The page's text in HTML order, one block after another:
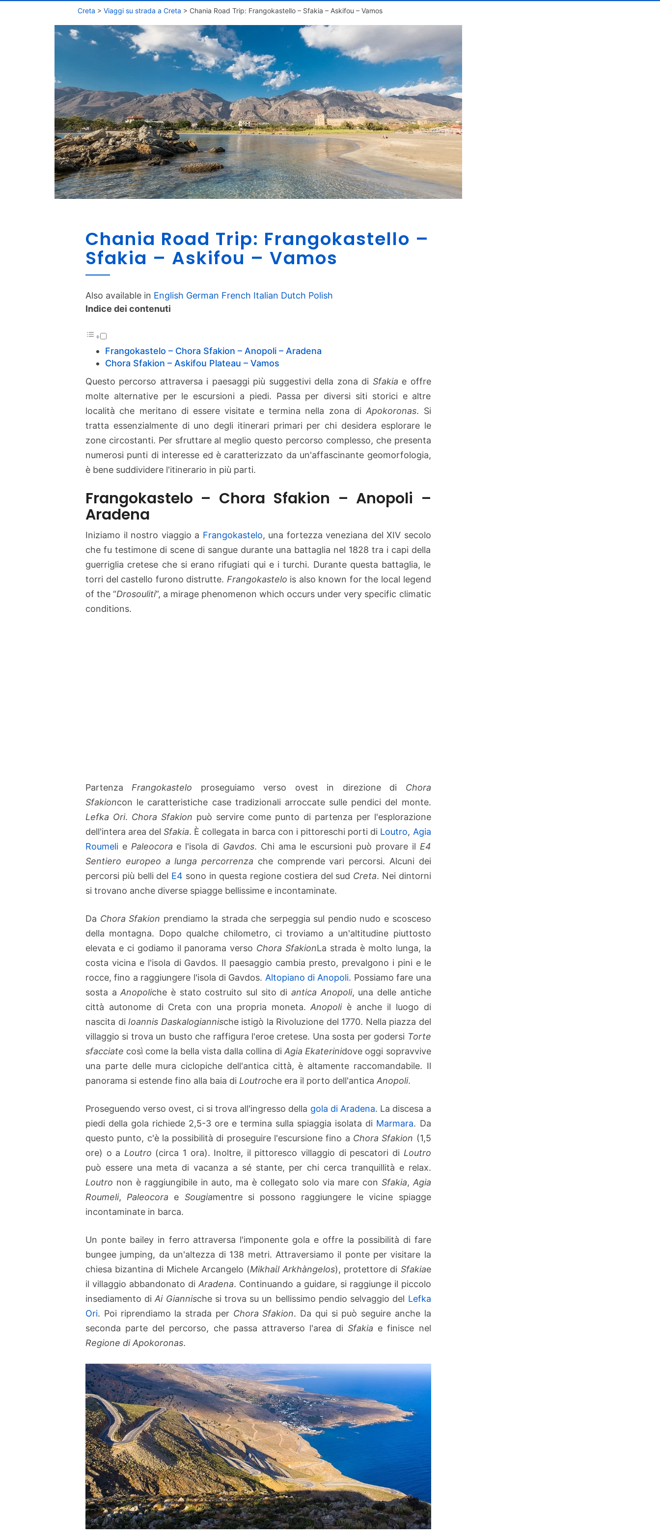
Creta > Viaggi su strada a Creta > Chania Road Trip: Frangokastello – Sfakia – Askifou – Vamos
R
T
r
p
:
F
r
n
g
a
e
o
–
S
a
m
o
Chania Road Trip: Frangokastello –
Sfakia – Askifou – Vamos
Also available in English German French Italian Dutch Polish
Indice dei contenuti
Frangokastelo – Chora Sfakion – Anopoli – Aradena
Chora Sfakion – Askifou Plateau – Vamos
Questo percorso attraversa i paesaggi più suggestivi della zona di Sfakia e offre
molte alternative per le escursioni a piedi. Passa per diversi siti storici e altre
località che meritano di essere visitate e termina nella zona diApokoronas. Si
tratta essenzialmente di uno degli itinerari primari per chi desidera esplorare le
zone circostanti. Per sfruttare al meglio questo percorso complesso, che presenta
numerosi punti di interesse ed è caratterizzato da un'affascinante geomorfologia,
è bene suddividere l'itinerario in più parti.
Frangokastelo – Chora Sfakion – Anopoli –
Aradena
Iniziamo il nostro viaggio a Frangokastelo, una fortezza veneziana del XIV secolo
che fu testimone di scene di sangue durante una battaglia nel 1828 tra i capi della
guerriglia cretese che si erano rifugiati qui e i turchi. Durante questa battaglia, le
torri del castello furono distrutte. Frangokastelo is also known for the local legend
of the “Drosouliti”, a mirage phenomenon which occurs under very specific climatic
conditions.
Partenza Frangokastelo proseguiamo verso ovest in direzione di Chora
Sfakioncon le caratteristiche case tradizionali arroccate sulle pendici del monte.
Lefka Ori. Chora Sfakion può servire come punto di partenza per l'esplorazione
dell'intera area delSfakia. È collegata in barca con i pittoreschi porti di Loutro, Agia
Roumeli e Paleocora e l'isola di Gavdos. Chi ama le escursioni può provare il E4
Sentiero europeo a lunga percorrenza che comprende vari percorsi. Alcuni dei
percorsi più belli del E4 sono in questa regione costiera del sud Creta. Nei dintorni
si trovano anche diverse spiagge bellissime e incontaminate.
Da Chora Sfakion prendiamo la strada che serpeggia sul pendio nudo e scosceso
della montagna. Dopo qualche chilometro, ci troviamo a un'altitudine piuttosto
elevata e ci godiamo il panorama verso Chora SfakionLa strada è molto lunga, la
costa vicina e l'isola di Gavdos. Il paesaggio cambia presto, prevalgono i pini e le
rocce, fino a raggiungere l'isola di Gavdos. Altopiano di Anopoli. Possiamo fare una
sosta aAnopoliche è stato costruito sul sito di antica Anopoli, una delle antiche
città autonome di Creta con una propria moneta.Anopoliè anche il luogo di
nascita di Ioannis Daskalogiannische istigò la Rivoluzione del 1770. Nella piazza del
villaggio si trova un busto che raffigura l'eroe cretese. Una sosta per godersi Torte
sfacciate così come la bella vista dalla collina diAgia Ekaterinidove oggi sopravvive
una parte delle mura ciclopiche dell'antica città, è altamente raccomandabile. Il
panorama si estende fino alla baia di Loutroche era il porto dell'antica Anopoli.
Proseguendo verso ovest, ci si trova all'ingresso della gola di Aradena. La discesa a
piedi della gola richiede 2,5-3 ore e termina sulla spiaggia isolata di Marmara. Da
questo punto, c'è la possibilità di proseguire l'escursione fino a Chora Sfakion (1,5
ore) o a Loutro (circa 1 ora). Inoltre, il pittoresco villaggio di pescatori di Loutro
può essere una meta di vacanza a sé stante, per chi cerca tranquillità e relax.
Loutro non è raggiungibile in auto, ma è collegato solo via mare con Sfakia, Agia
Roumeli, Paleocora e Sougiamentre si possono raggiungere le vicine spiagge
incontaminate in barca.
Un ponte bailey in ferro attraversa l'imponente gola e offre la possibilità di fare
bungee jumping, da un'altezza di 138 metri. Attraversiamo il ponte per visitare la
chiesa bizantina di Michele Arcangelo (Mikhaίl Arkhàngelos), protettore di Sfakiae
il villaggio abbandonato di Aradena. Continuando a guidare, si raggiunge il piccolo
insediamento diAi Giannische si trova su un bellissimo pendio selvaggio del Lefka
Ori. Poi riprendiamo la strada per Chora Sfakion. Da qui si può seguire anche la
seconda parte del percorso, che passa attraverso l'area diSfakia e finisce nel
Regione di Apokoronas.